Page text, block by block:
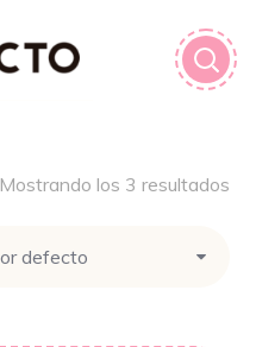
Mostrando los 3 resultados